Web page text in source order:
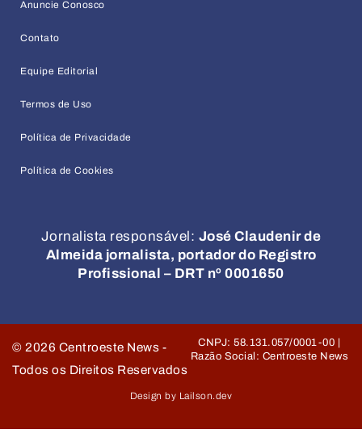
Anuncie Conosco
Contato
Equipe Editorial
Termos de Uso
Política de Privacidade
Política de Cookies
Jornalista responsável: José Claudenir de
Almeida jornalista, portador do Registro
Profissional – DRT nº 0001650
© 2026 Centroeste News -
Todos os Direitos Reservados
CNPJ: 58.131.057/0001-00 |
Razão Social: Centroeste News
Design by Lailson.dev